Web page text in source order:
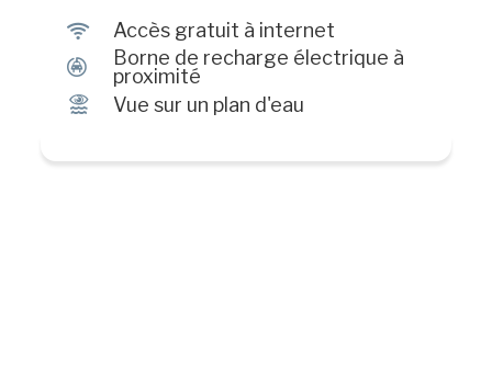
J Accès gratuit à internet
P
Borne de recharge électrique à
proximité
Ï Vue sur un plan d'eau